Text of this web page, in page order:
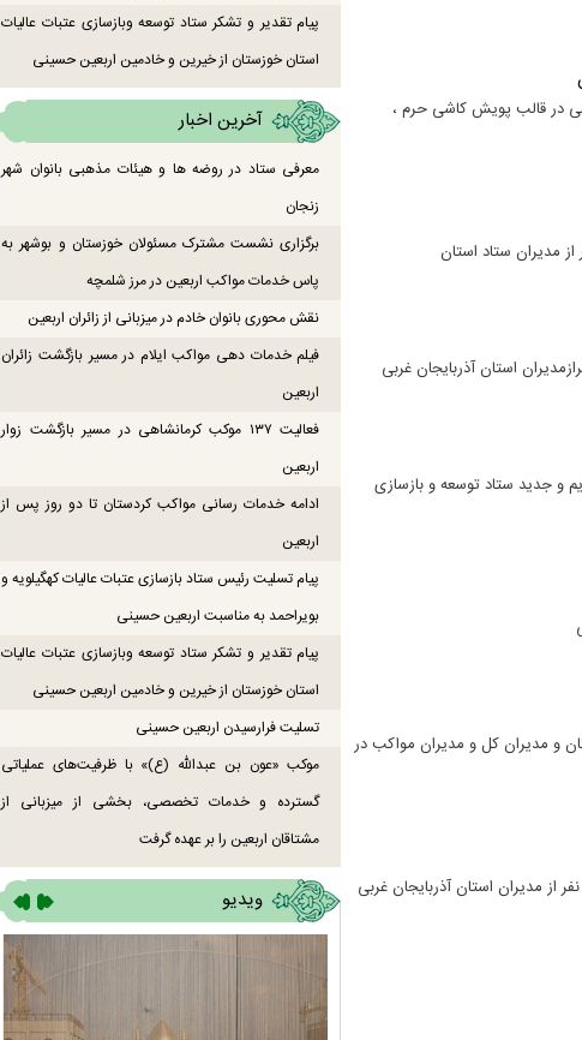
در قالب پویش کاشی حرم ،
مدیران ستاد استان
استان آذربایجان غربی
و جدید ستاد توسعه و بازسازی
و مدیران کل و مدیران مواکب در
از مدیران استان آذربایجان غربی
پیام تقدیر و تشکر ستاد توسعه وبازسازی عتبات عالیات
استان خوزستان از خیرین و خادمین اربعین حسینی
آخرین اخبار
معرفی ستاد در روضه ها و هیئات مذهبی بانوان شهر
زنجان
برگزاری نشست مشترک مسئولان خوزستان و بوشهر به
پاس خدمات مواکب اربعین در مرز شلمچه
نقش محوری بانوان خادم در میزبانی از زائران اربعین
فیلم خدمات دهی مواکب ایلام در مسیر بازگشت زائران
اربعین
فعالیت ۱۳۷ موکب کرمانشاهی در مسیر بازگشت زوار
اربعین
ادامه خدمات رسانی مواکب کردستان تا دو روز پس از
اربعین
پیام تسلیت رئیس ستاد بازسازی عتبات عالیات کهگیلویه و
بویراحمد به مناسبت اربعین حسینی
پیام تقدیر و تشکر ستاد توسعه وبازسازی عتبات عالیات
استان خوزستان از خیرین و خادمین اربعین حسینی
تسلیت فرارسیدن اربعین حسینی
موکب «عون بن عبدالله (ع)» با ظرفیت‌های عملیاتی
گسترده و خدمات تخصصی، بخشی از میزبانی از
مشتاقان اربعین را بر عهده گرفت
ویدیو